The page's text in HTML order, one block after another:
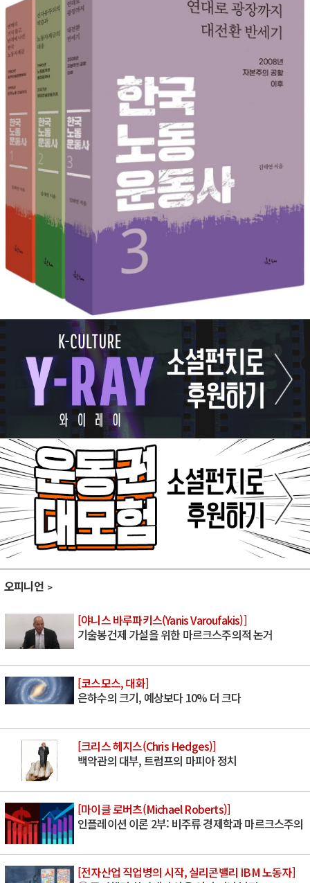
오피니언
[야니스 바루파키스(Yanis Varoufakis)]
기술봉건제 가설을 위한 마르크스주의적 논거
[코스모스, 대화]
은하수의 크기, 예상보다 10% 더 크다
[크리스 헤지스(Chris Hedges)]
백악관의 대부, 트럼프의 마피아 정치
[마이클 로버츠(Michael Roberts)]
인플레이션 이론 2부: 비주류 경제학과 마르크스주의
[전자산업 직업병의 시작, 실리콘밸리 IBM 노동자]